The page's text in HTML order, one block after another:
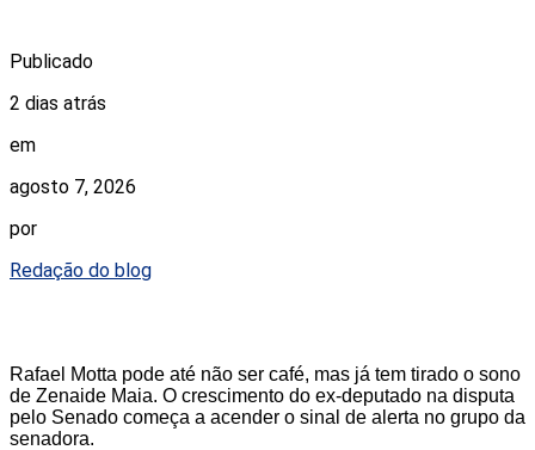
Publicado
2 dias atrás
em
agosto 7, 2026
por
Redação do blog
Rafael Motta pode até não ser café, mas já tem tirado o sono
de Zenaide Maia. O crescimento do ex-deputado na disputa
pelo Senado começa a acender o sinal de alerta no grupo da
senadora.